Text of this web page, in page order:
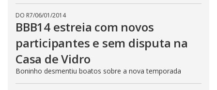
DO R7/06/01/2014
BBB14 estreia com novos
participantes e sem disputa na
Casa de Vidro
Boninho desmentiu boatos sobre a nova temporada